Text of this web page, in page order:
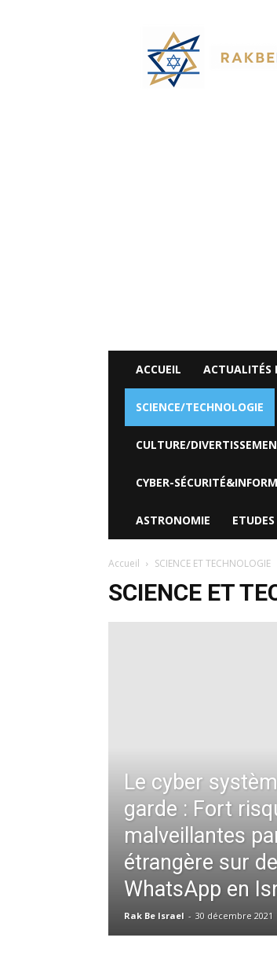
Rak
Be
Israel-
ACCUEIL ACTUALITÉS
SCIENCE/TECHNOLOGIE
CULTURE/
CYBER-
ASTRONOMIE
Accueil SCIENCE ET TECHNOLOGIE
SCIENCE ET
Le cyber
garde : Fort
malveillantes
étrangère sur
WhatsApp en
Rak Be Israel - 30 décembre 2021